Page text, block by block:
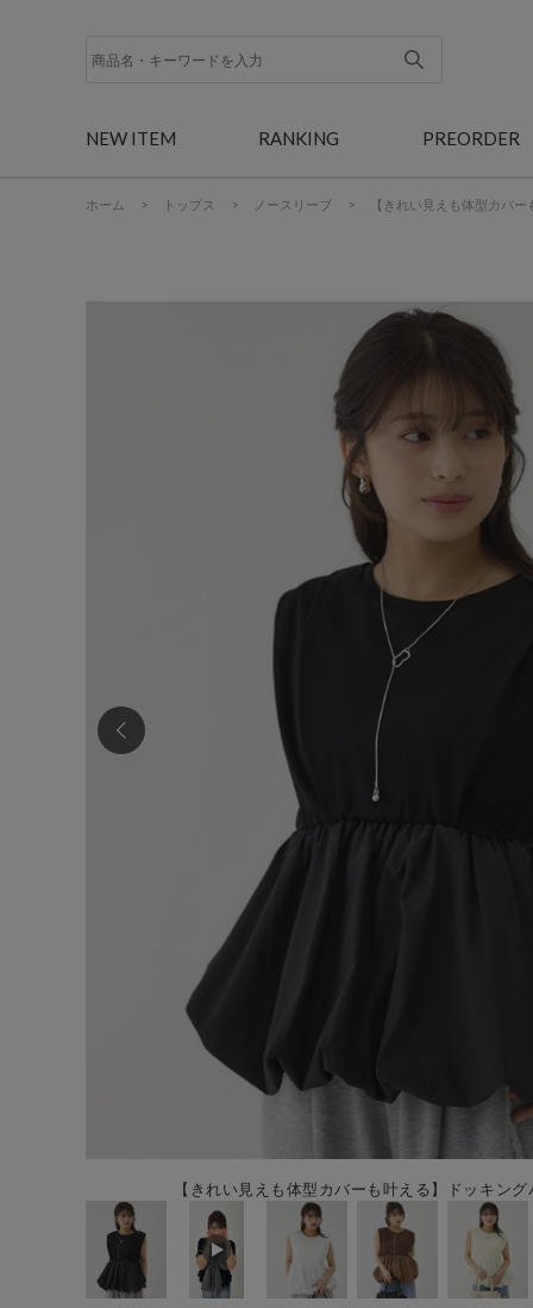
NEW ITEM RANKING PREORDER
ホーム > トップス > ノースリーブ > 【きれい見えも体型カバ
【きれい見えも体型カバーも叶える】ドッキン